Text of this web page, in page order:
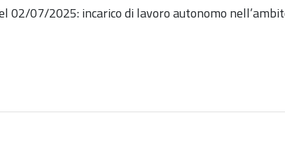
02/07/2025: incarico di lavoro autonomo